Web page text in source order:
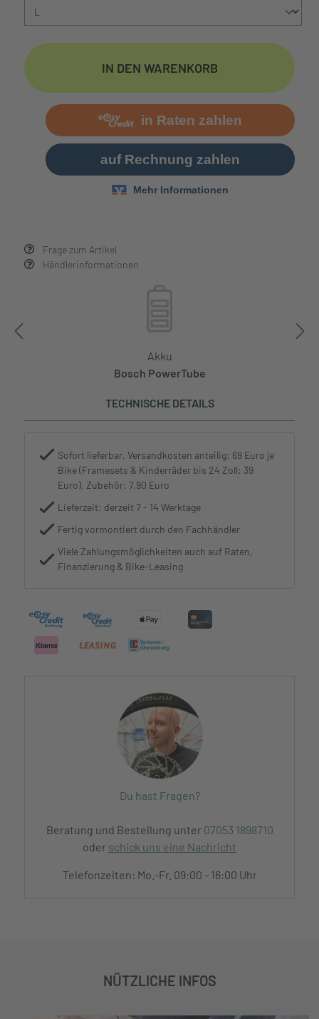
Frage zum Artikel
Händlerinformationen
IN DEN WARENKORB
Akku
Bosch PowerTube
TECHNISCHE DETAILS
Sofort lieferbar, Versandkosten anteilig: 69 Euro je
Bike (Framesets & Kinderräder bis 24 Zoll: 39
Euro), Zubehör: 7,90 Euro
Lieferzeit: derzeit 7 - 14 Werktage
Fertig vormontiert durch den Fachhändler
Viele Zahlungsmöglichkeiten auch auf Raten,
Finanzierung & Bike-Leasing
Du hast Fragen?
Beratung und Bestellung unter 07053 1898710
oder schick uns eine Nachricht
Telefonzeiten: Mo.-Fr. 09:00 - 16:00 Uhr
NÜTZLICHE INFOS